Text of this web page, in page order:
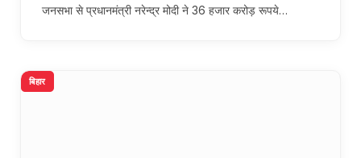
जनसभा से प्रधानमंत्री नरेन्द्र मोदी ने 36 हजार करोड़ रूपये…
बिहार